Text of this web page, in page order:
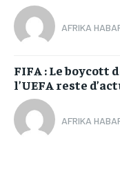
AFRIKA
FIFA : Le boycott
l’UEFA reste
AFRIKA